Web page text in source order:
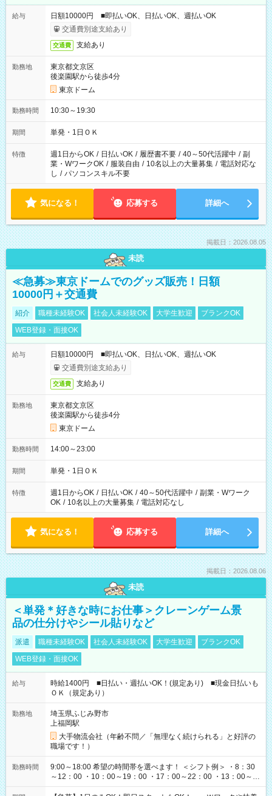
給与
日額10000円 ■即払いOK、日払いOK、週払いOK
交通費別途支給あり
交通費 支給あり
勤務地
東京都文京区
後楽園駅から徒歩4分
東京ドーム
勤務時間 10:30～19:30
期間 単発・1日ＯＫ
特徴 週1日からOK / 日払いOK / 履歴書不要 / 40～50代活躍中 / 副
業・WワークOK / 服装自由 / 10名以上の大量募集 / 電話対応な
し / パソコンスキル不要
気になる！ 応募する 詳細へ
掲載日：2026.08.05
未読
≪急募≫東京ドームでのグッズ販売！日額
10000円＋交通費
紹介 職種未経験OK 社会人未経験OK 大学生歓迎
ブランクOK
WEB登録・面接OK
給与
日額10000円 ■即払いOK、日払いOK、週払いOK
交通費別途支給あり
交通費 支給あり
勤務地
東京都文京区
後楽園駅から徒歩4分
東京ドーム
勤務時間 14:00～23:00
期間 単発・1日ＯＫ
特徴 週1日からOK / 日払いOK / 40～50代活躍中 / 副業・Wワーク
OK / 10名以上の大量募集 / 電話対応なし
気になる！ 応募する 詳細へ
掲載日：2026.08.06
未読
＜単発＊好きな時にお仕事＞クレーンゲーム景
品の仕分けやシール貼りなど
派遣 職種未経験OK 社会人未経験OK 大学生歓迎
ブランクOK
WEB登録・面接OK
給与
時給1400円 ■日払い・週払いOK！(規定あり) ■現金日払いも
ＯＫ（規定あり）
勤務地
埼玉県ふじみ野市
上福岡駅
大手物流会社（年齢不問／「無理なく続けられる」と好評の
職場です！）
勤務時間
9:00～18:00 希望の時間帯を選べます！ ＜シフト例＞ ・8：30
～12：00 ・10：00～19：00 ・17：00～22：00 ・13：00～
22：00 ・22：00～翌6：00 など